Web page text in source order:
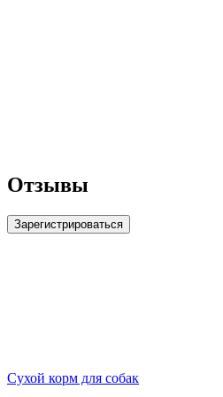
Отзывы
Зарегистрироваться
Сухой корм для собак